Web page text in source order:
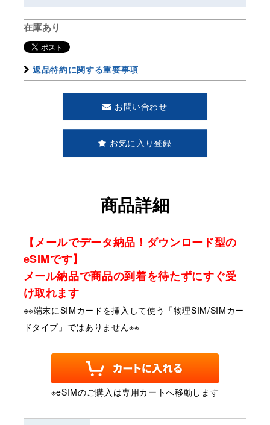
在庫あり
返品特約に関する重要事項
お問い合わせ
お気に入り登録
商品詳細
【メールでデータ納品！ダウンロード型の
eSIMです】
メール納品で商品の到着を待たずにすぐ受
け取れます
※※端末にSIMカードを挿入して使う「物理SIM/SIMカー
ドタイプ」ではありません※※
※eSIMのご購入は専用カートへ移動します